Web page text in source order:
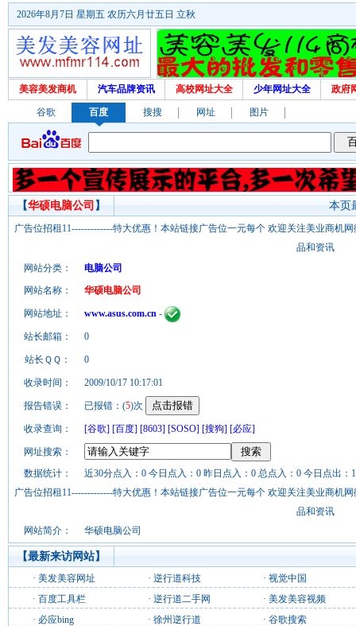
2026年8月7日 星期五 农历六月廿五日 立秋
美容美发商机 汽车品牌资讯 高校网址大全 少年网址大全 政府
谷歌 百度 搜搜 网址 图片
本页
【华硕电脑公司 】
广告位招租11-------------特大优惠！本站链接广告位一元每个 欢迎关注美业商机
品和资讯
网站分类：
电脑公司
网站名称：
华硕电脑公司
网站地址： www.asus.com.cn -
站长邮箱： 0
站长ＱＱ： 0
收录时间： 2009/10/17 10:17:01
报告错误： 已报错：(5)次
收录查询： [谷歌] [百度] [8603] [SOSO] [搜狗] [必应]
网址搜索：
数据统计：
近30分点入：0 今日点入：0 昨日点入：0 总点入：0 今日点出：
广告位招租11-------------特大优惠！本站链接广告位一元每个 欢迎关注美业商机
品和资讯
网站简介：
华硕电脑公司
【最新来访网站】
· 美发美容网址 · 逆行道科技 · 视觉中国
· 百度工具栏 · 逆行道二手网 · 美发美容视频
· 必应bing · 徐州逆行道 · 谷歌搜索